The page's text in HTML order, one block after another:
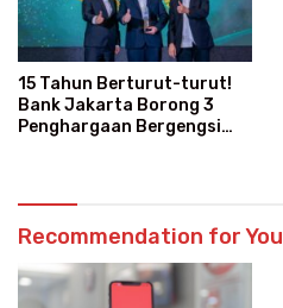
15 Tahun Berturut-turut!
Bank Jakarta Borong 3
Penghargaan Bergengsi
Recommendation for You